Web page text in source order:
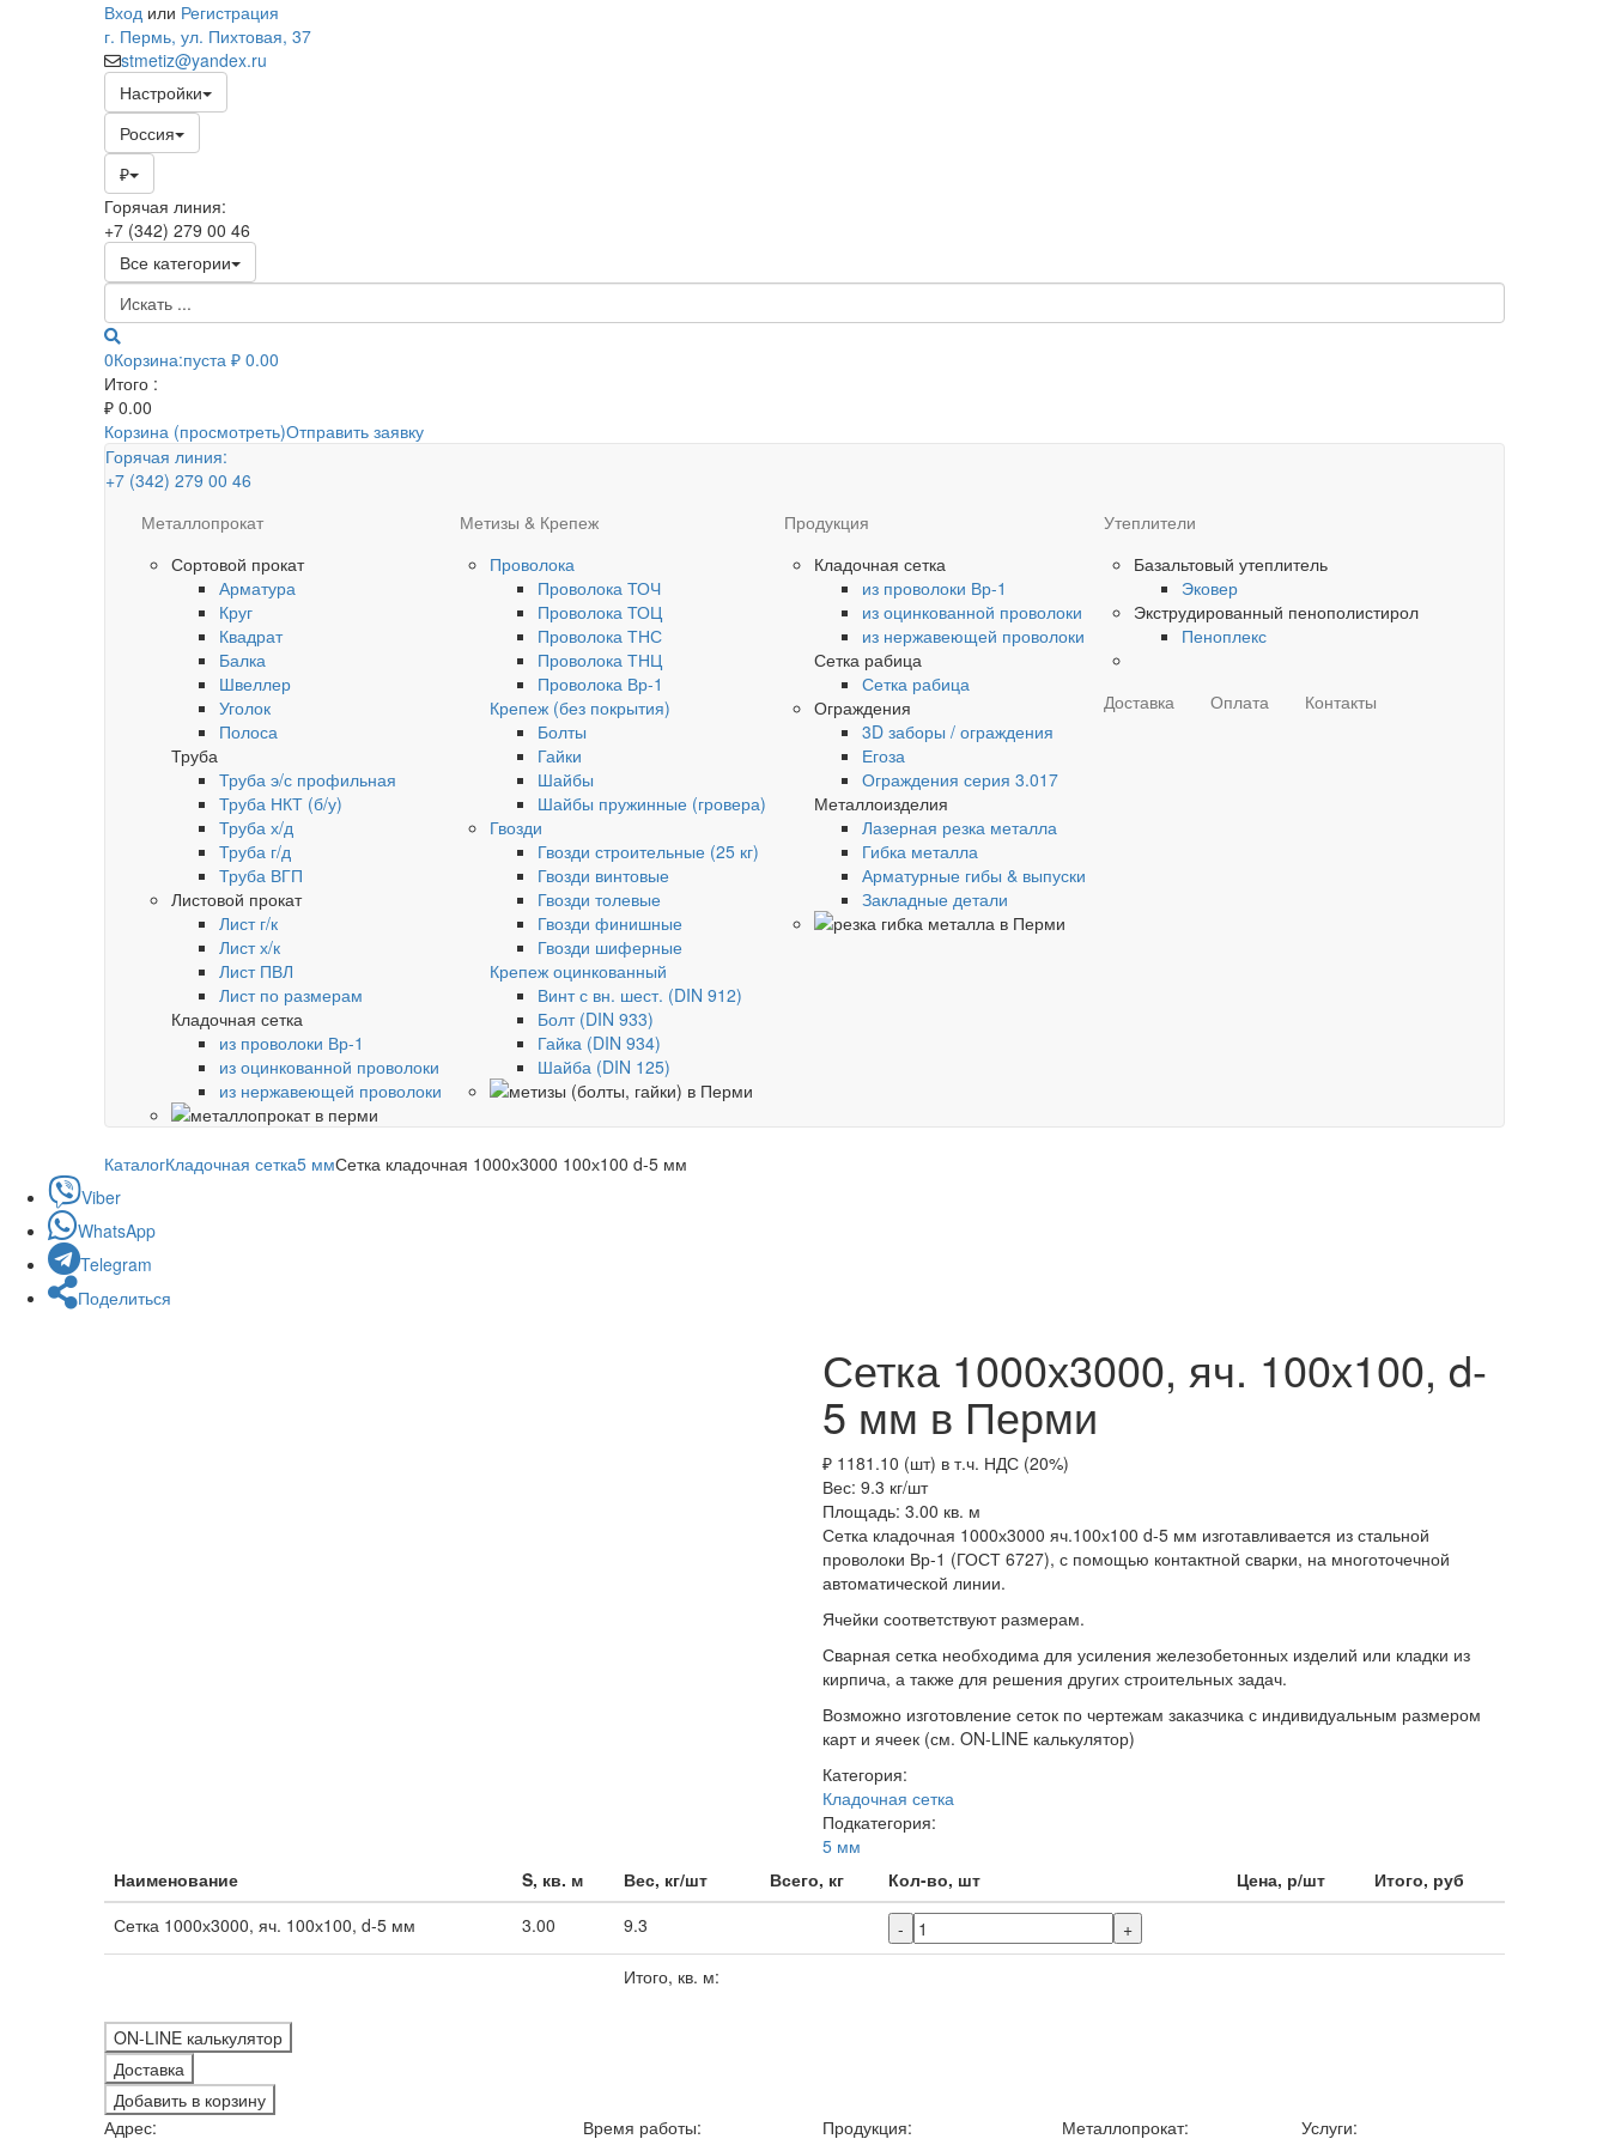
Вход или Регистрация
г. Пермь, ул. Пихтовая, 37
stmetiz@yandex.ru
Настройки
Россия
₽
Горячая линия:
+7 (342) 279 00 46
Все категории
0Корзина:пуста ₽ 0.00
Итого :
₽ 0.00
Корзина (просмотреть)Отправить заявку
Горячая линия:
+7 (342) 279 00 46
Металлопрокат
Сортовой прокат
Арматура
Круг
Квадрат
Балка
Швеллер
Уголок
Полоса
Труба
Труба э/с профильная
Труба НКТ (б/у)
Труба х/д
Труба г/д
Труба ВГП
Листовой прокат
Лист г/к
Лист х/к
Лист ПВЛ
Лист по размерам
Кладочная сетка
из проволоки Вр-1
из оцинкованной проволоки
из нержавеющей проволоки
Метизы & Крепеж
Проволока
Проволока ТОЧ
Проволока ТОЦ
Проволока ТНС
Проволока ТНЦ
Проволока Вр-1
Крепеж (без покрытия)
Болты
Гайки
Шайбы
Шайбы пружинные (гровера)
Гвозди
Гвозди строительные (25 кг)
Гвозди винтовые
Гвозди толевые
Гвозди финишные
Гвозди шиферные
Крепеж оцинкованный
Винт с вн. шест. (DIN 912)
Болт (DIN 933)
Гайка (DIN 934)
Шайба (DIN 125)
Продукция
Кладочная сетка
из проволоки Вр-1
из оцинкованной проволоки
из нержавеющей проволоки
Сетка рабица
Сетка рабица
Ограждения
3D заборы / ограждения
Егоза
Ограждения серия 3.017
Металлоизделия
Лазерная резка металла
Гибка металла
Арматурные гибы & выпуски
Закладные детали
Утеплители
Базальтовый утеплитель
Эковер
Экструдированный пенополистирол
Пеноплекс
Доставка Оплата Контакты
КаталогКладочная сетка5 ммСетка кладочная 1000х3000 100х100 d-5 мм
Viber
WhatsApp
Telegram
Поделиться
Сетка 1000х3000, яч. 100х100, d-
5 мм в Перми
₽ 1181.10 (шт) в т.ч. НДС (20%)
Вес: 9.3 кг/шт
Площадь: 3.00 кв. м
Сетка кладочная 1000х3000 яч.100х100 d-5 мм изготавливается из стальной
проволоки Вр-1 (ГОСТ 6727), с помощью контактной сварки, на многоточечной
автоматической линии.
Ячейки соответствуют размерам.
Сварная сетка необходима для усиления железобетонных изделий или кладки из
кирпича, а также для решения других строительных задач.
Возможно изготовление сеток по чертежам заказчика с индивидуальным размером
карт и ячеек (см. ON-LINE калькулятор)
Категория:
Кладочная сетка
Подкатегория:
5 мм
Наименование
S, кв. м Вес, кг/шт Всего, кг Кол-во, шт Цена, р/шт
Итого, руб
Сетка 1000х3000, яч. 100х100, d-5 мм
3.00 9.3 -
+
Итого, кв. м:
ON-LINE калькулятор
Доставка
Добавить в корзину
Адрес:
Время работы:
Продукция:
Металлопрокат:
Услуги: